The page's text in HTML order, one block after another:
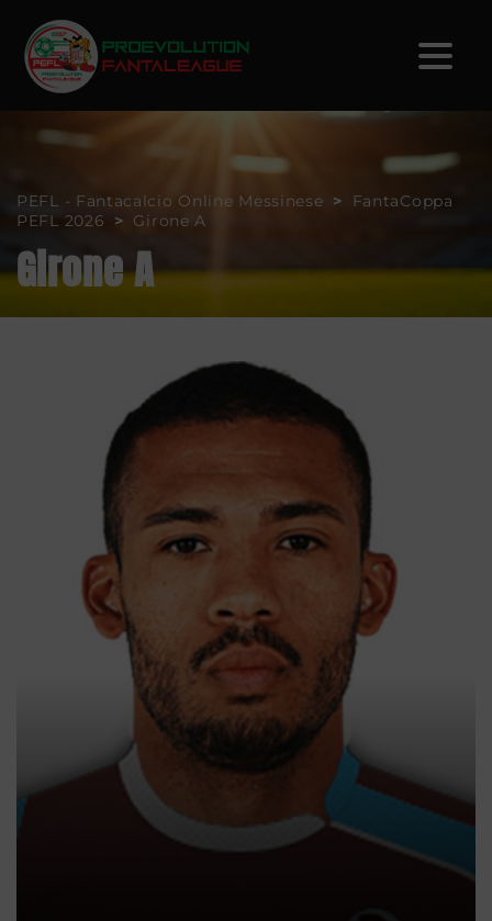
PEFL - Fantacalcio Online Messinese >
FantaCoppa
PEFL 2026
> Girone A
Girone A